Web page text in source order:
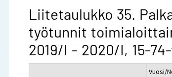
Liitetaulukko 35.
työtunnit
2019/I - 2020/I, 15-
Vuosi/